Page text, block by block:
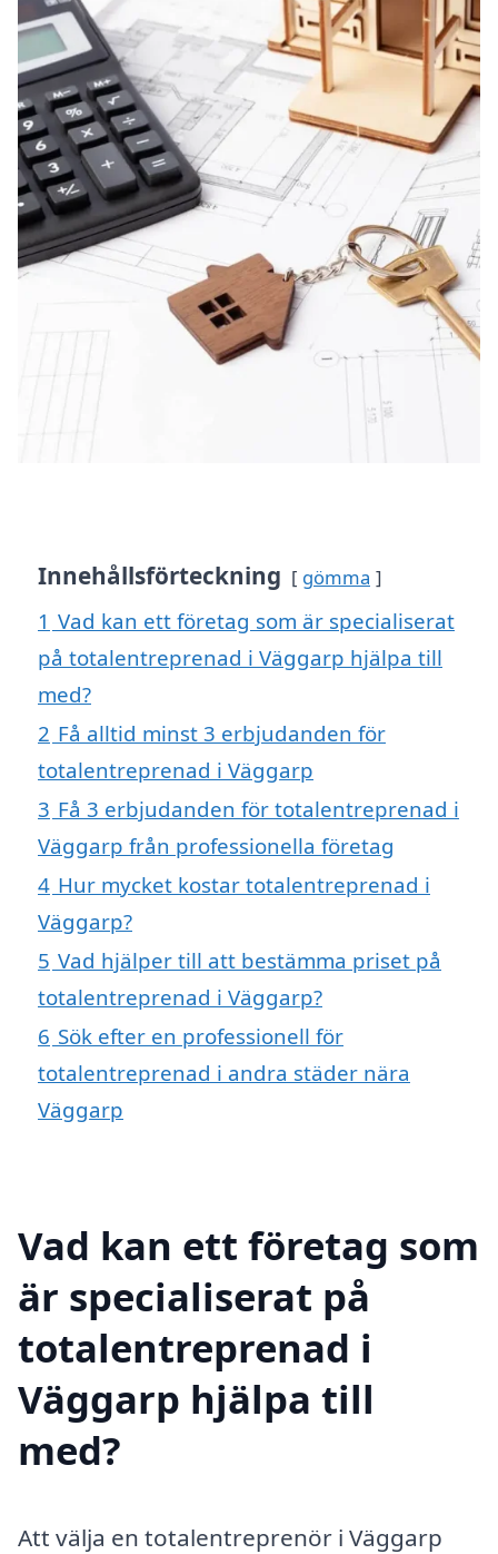
Innehållsförteckning gömma
1 Vad kan ett företag som är specialiserat
på totalentreprenad i Väggarp hjälpa till
med?
2 Få alltid minst 3 erbjudanden för
totalentreprenad i Väggarp
3 Få 3 erbjudanden för totalentreprenad i
Väggarp från professionella företag
4 Hur mycket kostar totalentreprenad i
Väggarp?
5 Vad hjälper till att bestämma priset på
totalentreprenad i Väggarp?
6 Sök efter en professionell för
totalentreprenad i andra städer nära
Väggarp
Vad kan ett företag som
är specialiserat på
totalentreprenad i
Väggarp hjälpa till
med?
Att välja en totalentreprenör i Väggarp